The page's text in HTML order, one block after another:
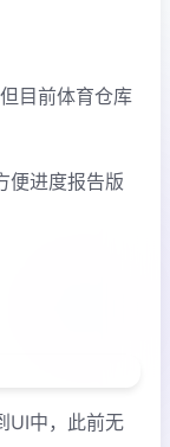
目前体育仓库
便进度报告版
UI中，此前无